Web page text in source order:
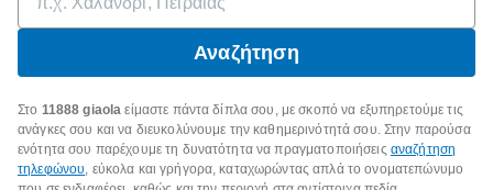
Αναζήτηση
Στο 11888 giaola είμαστε πάντα δίπλα σου, με σκοπό να εξυπηρετούμε τις
ανάγκες σου και να διευκολύνουμε την καθημερινότητά σου. Στην παρούσα
ενότητα σου παρέχουμε τη δυνατότητα να πραγματοποιήσεις αναζήτηση
τηλεφώνου, εύκολα και γρήγορα, καταχωρώντας απλά το ονοματεπώνυμο